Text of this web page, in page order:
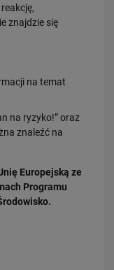
znajdzie się
na temat
na ryzyko!” oraz
znaleźć na
Europejską ze
Programu